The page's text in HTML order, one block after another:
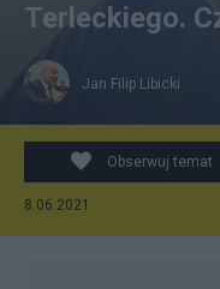
Fot. Piotr Łysakowski
Terleckiego.
Jan Filip Libicki
Obserwuj temat
8.06.2021